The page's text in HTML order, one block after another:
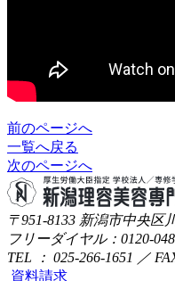
前のページへ
一覧へ戻る
次のページへ
〒951-8133 新潟市中央区
フリーダイヤル：0120-
TEL ： 025-266-1651 ／
資料請求